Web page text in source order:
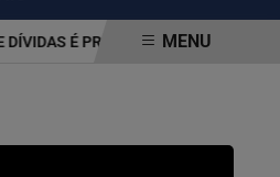
É PRORROGADO ATÉ 31 DE
MENU